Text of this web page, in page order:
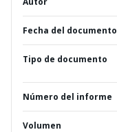
Fecha del documento
Tipo de documento
Número del informe
Volumen